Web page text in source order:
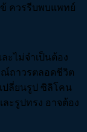
ควรรีบพบแพทย์
ไม่จำเป็นต้อง
ณ์ถาวรตลอดชีวิต
ปลี่ยนรูป ซิลิโคน
ะรูปทรง อาจต้อง